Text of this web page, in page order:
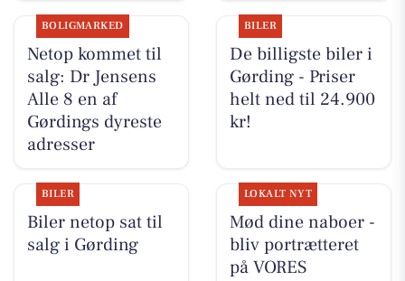
BOLIGMARKED
Netop kommet til
salg: Dr Jensens
Alle 8 en af
Gørdings dyreste
adresser
BILER
De billigste biler i
Gørding - Priser
helt ned til 24.900
kr!
BILER
Biler netop sat til
salg i Gørding
LOKALT NYT
Mød dine naboer -
bliv portrætteret
på VORES